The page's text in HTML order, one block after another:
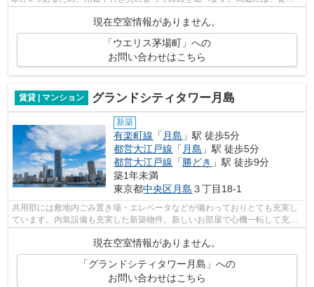
現在空室情報がありません。
「ウエリス茅場町」への
お問い合わせはこちら
賃貸 | マンション グランドシティタワー月島
新築
有楽町線 「 月島 」駅 徒歩5分
都営大江戸線 「 月島 」駅 徒歩5分
都営大江戸線 「 勝どき 」駅 徒歩9分
築1年未満
東京都中央区月島 ３丁目18-1
共用部には敷地内ごみ置き場・エレベータなどが備わっておりとても充実し
ています。内装設備も充実した新築物件。新しいお部屋で心機一転して充実
した生活を送りましょう。洗練された...
現在空室情報がありません。
「グランドシティタワー月島」への
お問い合わせはこちら